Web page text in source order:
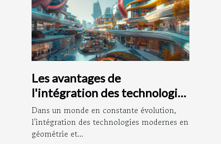
Les avantages de
l'intégration des technologies
modernes en géométrie et
urbanisme
Dans un monde en constante évolution,
l'intégration des technologies modernes en
géométrie et...